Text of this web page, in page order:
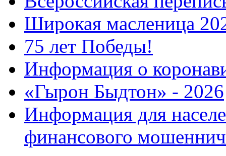
Широкая масленица
75 лет Победы!
Информация о
«Гырон Быдтон» - 2026
Информация для
финансового